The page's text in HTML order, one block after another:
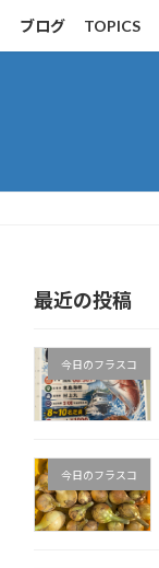
ブログ TOPICS
最近の投稿
今日のフラスコ
今日のフラスコ